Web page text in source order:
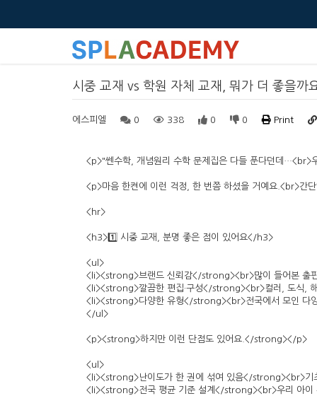
시중 교재 vs 학원 자체 교재, 뭐가 더 좋을까
에스피엘 0 338 0 0 Print
<p>"쎈수학, 개념원리 수학 문제집은 다들 푼다던데…<br>
<p>마음 한켠에 이런 걱정, 한 번쯤 하셨을 거예요.<br>간
<hr>
<h3>1️⃣ 시중 교재, 분명 좋은 점이 있어요</h3>
<ul>
<li><strong>브랜드 신뢰감</strong><br>많이 들어본 출
<li><strong>깔끔한 편집·구성</strong><br>컬러, 도식,
<li><strong>다양한 유형</strong><br>전국에서 모인 다
</ul>
<p><strong>하지만 이런 단점도 있어요.</strong></p>
<ul>
<li><strong>난이도가 한 권에 섞여 있음</strong><br>기
<li><strong>전국 평균 기준 설계</strong><br>우리 아이